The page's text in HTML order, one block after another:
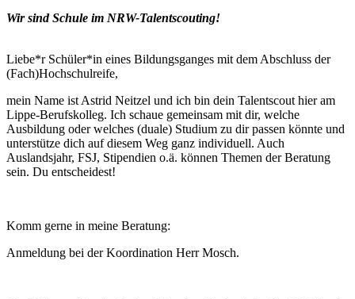
Wir sind Schule im NRW-Talentscouting!
Liebe*r Schüler*in eines Bildungsganges mit dem Abschluss der
(Fach)Hochschulreife,
mein Name ist Astrid Neitzel und ich bin dein Talentscout hier am
Lippe-Berufskolleg. Ich schaue gemeinsam mit dir, welche
Ausbildung oder welches (duale) Studium zu dir passen könnte und
unterstütze dich auf diesem Weg ganz individuell. Auch
Auslandsjahr, FSJ, Stipendien o.ä. können Themen der Beratung
sein. Du entscheidest!
Komm gerne in meine Beratung:
Anmeldung bei der Koordination Herr Mosch.